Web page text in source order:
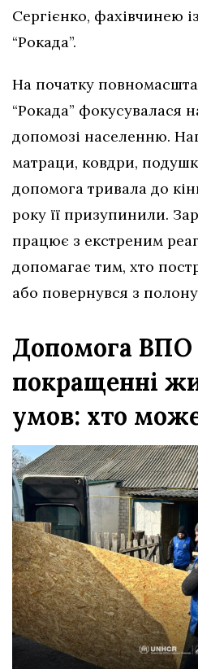
Сергієнко, фахівчинею
“Рокада”.
На початку
“Рокада” фокусувалася
допомозі населенню.
матраци, ковдри,
допомога тривала до
року її призупинили.
працює з екстреним
допомагає тим, хто
або повернувся з
Допомога ВПО
покращенні
умов: хто